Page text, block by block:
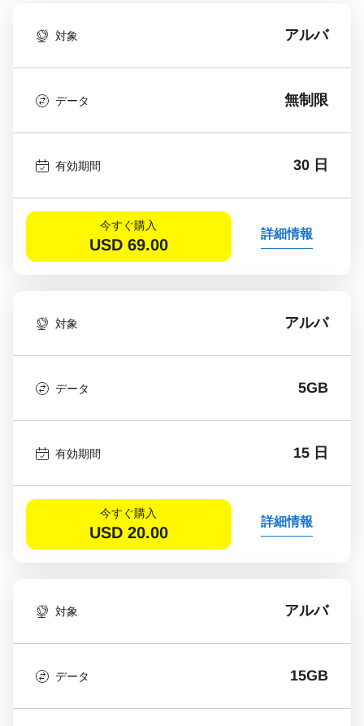
対象 アルバ
データ 無制限
有効期間 30 日
今すぐ購入
USD 69.00
詳細情報
対象 アルバ
データ 5GB
有効期間 15 日
今すぐ購入
USD 20.00
詳細情報
対象 アルバ
データ 15GB